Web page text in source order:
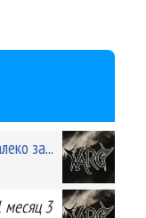
за...
месяц 3